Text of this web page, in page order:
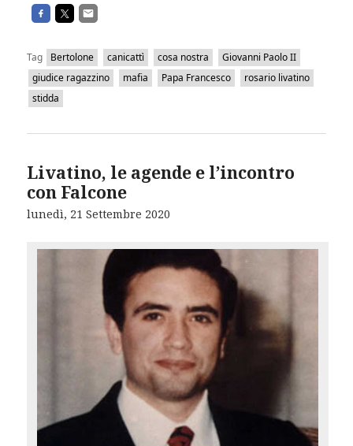
Tag Bertolone canicattì cosa nostra
Giovanni Paolo II
giudice ragazzino
mafia Papa Francesco
rosario livatino
stidda
Livatino, le agende e l’incontro
con Falcone
lunedì, 21 Settembre 2020